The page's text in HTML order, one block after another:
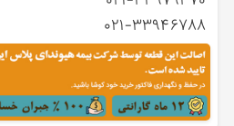
۰۲۱-۳۳۹۴۶۷۸۸